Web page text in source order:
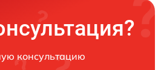
консультацию